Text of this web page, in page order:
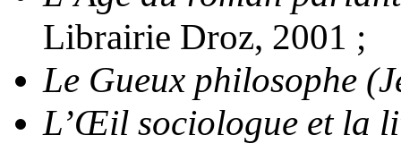
Librairie Droz, 2001 ;
Le Gueux philosophe
L’Œil sociologue et la